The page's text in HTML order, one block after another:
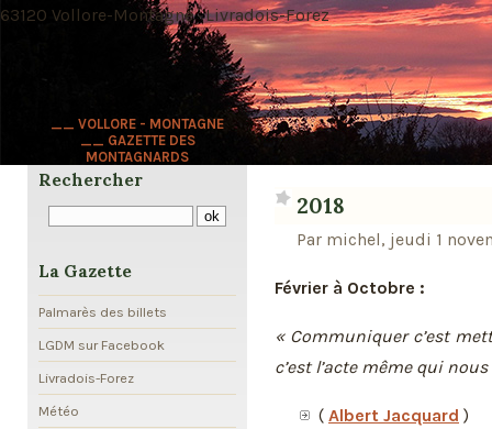
__ VOLLORE - MONTAGNE
__ GAZETTE DES
MONTAGNARDS
63120 Vollore-Montagne · Livradois-Forez
2018
Par michel, jeudi 1
Février à Octobre :
« Communiquer c’est
c’est l’acte même qui
( Albert Jacquard )
Rechercher
La Gazette
Palmarès des billets
LGDM sur Facebook
Livradois-Forez
Météo